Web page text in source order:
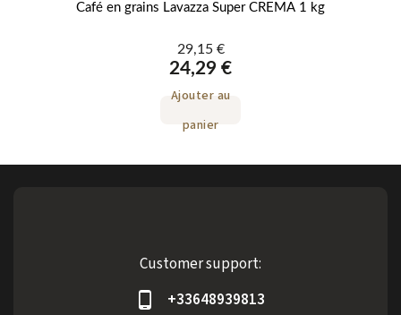
Café en grains Lavazza Super CREMA 1 kg
29,15 €
24,29 €
Ajouter au
panier
Customer support:
+33648939813